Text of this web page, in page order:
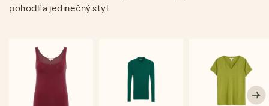
pohodlí a jedinečný styl.